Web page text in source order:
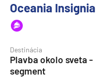
Oceania Insignia
Destinácia
Plavba okolo sveta -
segment